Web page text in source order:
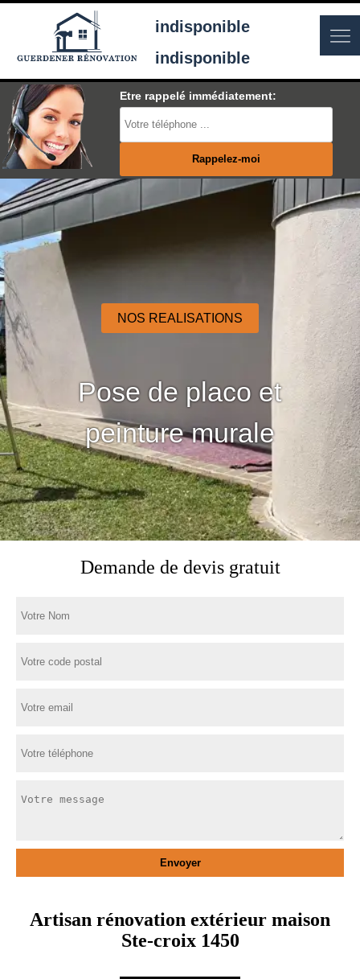
indisponible
indisponible
Etre rappelé immédiatement:
NOS REALISATIONS
Pose de placo et
peinture murale
Demande de devis gratuit
Artisan rénovation extérieur maison
Ste-croix 1450